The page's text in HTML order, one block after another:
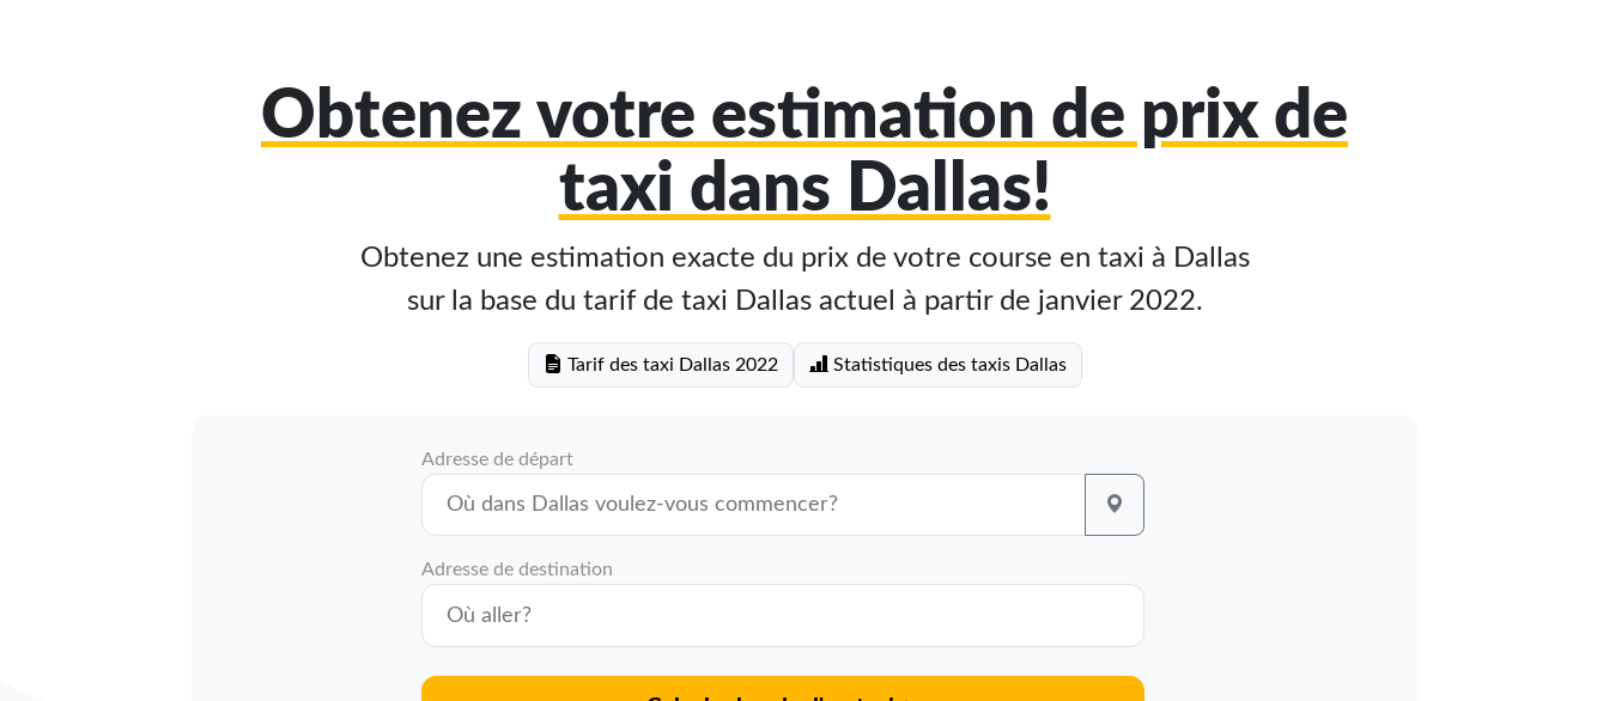
Obtenez votre estimation de prix de
taxi dans Dallas!
Obtenez une estimation exacte du prix de votre course en taxi à Dallas
sur la base du tarif de taxi Dallas actuel à partir de janvier 2022.
Tarif des taxi Dallas 2022 Statistiques des taxis Dallas
Adresse de départ
Adresse de destination